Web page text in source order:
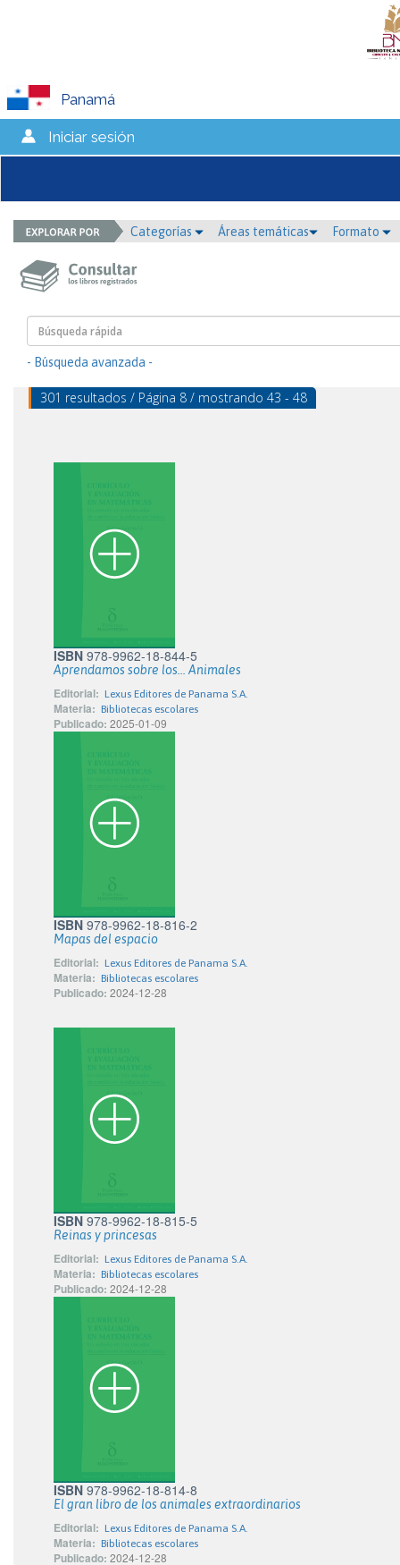
Panamá
Iniciar sesión
Categorías Áreas temáticas Formato
- Búsqueda avanzada -
301 resultados / Página 8 / mostrando 43 - 48
ISBN 978-9962-18-844-5
Aprendamos sobre los... Animales
Editorial: Lexus Editores de Panama S.A.
Materia: Bibliotecas escolares
Publicado: 2025-01-09
ISBN 978-9962-18-816-2
Mapas del espacio
Editorial: Lexus Editores de Panama S.A.
Materia: Bibliotecas escolares
Publicado: 2024-12-28
ISBN 978-9962-18-815-5
Reinas y princesas
Editorial: Lexus Editores de Panama S.A.
Materia: Bibliotecas escolares
Publicado: 2024-12-28
ISBN 978-9962-18-814-8
El gran libro de los animales extraordinarios
Editorial: Lexus Editores de Panama S.A.
Materia: Bibliotecas escolares
Publicado: 2024-12-28